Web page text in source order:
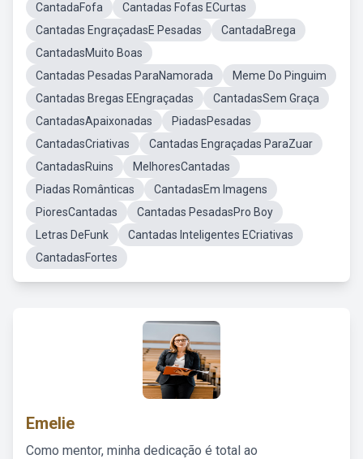
CantadaFofa
Cantadas Fofas ECurtas
Cantadas EngraçadasE Pesadas
CantadaBrega
CantadasMuito Boas
Cantadas Pesadas ParaNamorada
Meme Do Pinguim
Cantadas Bregas EEngraçadas
CantadasSem Graça
CantadasApaixonadas
PiadasPesadas
CantadasCriativas
Cantadas Engraçadas ParaZuar
CantadasRuins
MelhoresCantadas
Piadas Românticas
CantadasEm Imagens
PioresCantadas
Cantadas PesadasPro Boy
Letras DeFunk
Cantadas Inteligentes ECriativas
CantadasFortes
Emelie
Como mentor, minha dedicação é total ao